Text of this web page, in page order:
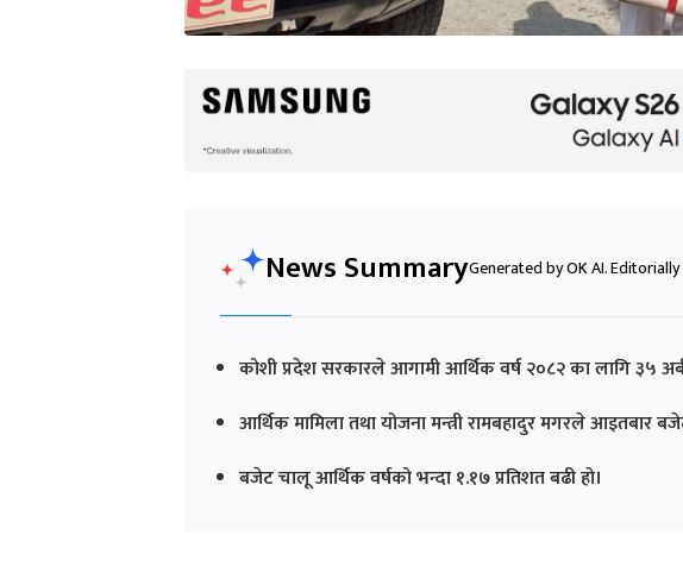
News SummaryGenerated by OK AI.
कोशी प्रदेश सरकारले आगामी आर्थिक वर्ष २०८२ का लागि ३५
आर्थिक मामिला तथा योजना मन्त्री रामबहादुर मगरले आइतबार
बजेट चालू आर्थिक वर्षको भन्दा १.१७ प्रतिशत बढी हो।